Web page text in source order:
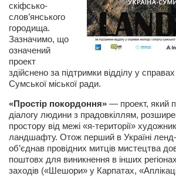
Вера Паненко
Семён Салатенко
Сергей Шепилов
Актёры
Валентин Бурый
Артём Мяус
Александра Сокол
Барды
Владимир Айзенберг
скіфсько-
слов’янського
городища.
Зазначимо, що
означений
проект
здійснено за підтримки відділу у
Сумської міської ради.
«Простір покордоння» — проект, який
діалогу людини з прадовкіллям,
простору від межі «я-території»
ландшафту. Отож перший в Україні
об’єднав провідних митців мистецтва
поштовх для виникнення в інших
заходів («Шешори» у Карпатах,